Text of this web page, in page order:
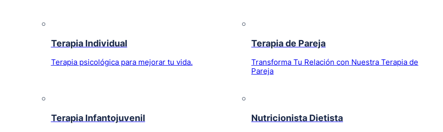
Terapia Individual
Terapia psicológica para mejorar tu vida.
Terapia de Pareja
Transforma Tu Relación con Nuestra Terapia de
Pareja
Terapia Infantojuvenil Nutricionista Dietista